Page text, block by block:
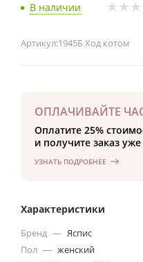
В наличии
Артикул:1945Б Ход котом
ОПЛАЧИВАЙТЕ
Оплатите 25%
и получите заказ уже
УЗНАТЬ ПОДРОБНЕЕ
Характеристики
Бренд — Яспис
Пол — женский